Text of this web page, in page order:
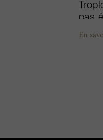
pas
En